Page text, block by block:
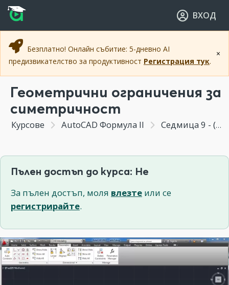
Прескочи към основното съдържание
Прескочи към навигацията
ВХОД
×
Безплатно! Онлайн събитие: 5-дневно AI
предизвикателство за продуктивност Регистрация тук.
Геометрични ограничения за
симетричност
Курсове AutoCAD Формула II Седмица 9 - (Бонус Модул) Параметрично чертане чрез геометрични ограничения
Пълен достъп до курса: Не
За пълен достъп, моля влезте или се
регистрирайте.